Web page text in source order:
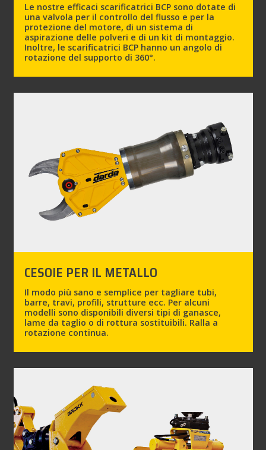
Le nostre efficaci scarificatrici BCP sono dotate di
una valvola per il controllo del flusso e per la
protezione del motore, di un sistema di
aspirazione delle polveri e di un kit di montaggio.
Inoltre, le scarificatrici BCP hanno un angolo di
rotazione del supporto di 360°.
CESOIE PER IL METALLO
Il modo più sano e semplice per tagliare tubi,
barre, travi, profili, strutture ecc. Per alcuni
modelli sono disponibili diversi tipi di ganasce,
lame da taglio o di rottura sostituibili. Ralla a
rotazione continua.